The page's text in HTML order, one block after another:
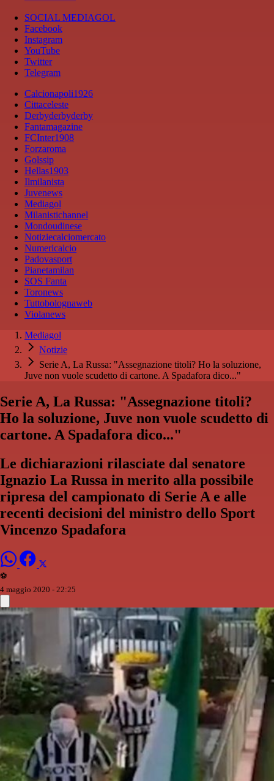
SOCIAL MEDIAGOL
Facebook
Instagram
YouTube
Twitter
Telegram
Calcionapoli1926
Cittaceleste
Derbyderbyderby
Fantamagazine
FCInter1908
Forzaroma
Golssip
Hellas1903
Ilmilanista
Juvenews
Mediagol
Milanistichannel
Mondoudinese
Notiziecalciomercato
Numericalcio
Padovasport
Pianetamilan
SOS Fanta
Toronews
Tuttobolognaweb
Violanews
Mediagol
Notizie
Serie A, La Russa: "Assegnazione titoli? Ho la soluzione,
Juve non vuole scudetto di cartone. A Spadafora dico..."
Serie A, La Russa: "Assegnazione titoli?
Ho la soluzione, Juve non vuole scudetto di
cartone. A Spadafora dico..."
Le dichiarazioni rilasciate dal senatore
Ignazio La Russa in merito alla possibile
ripresa del campionato di Serie A e alle
recenti decisioni del ministro dello Sport
Vincenzo Spadafora
⚽️
4 maggio 2020 - 22:25